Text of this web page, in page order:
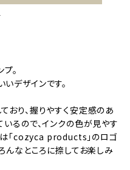
。
デザインです。
おり、握りやすく安定感のあ
るので、インクの色が見やす
は「cozyca products」のロゴ
んなところに捺してお楽しみ